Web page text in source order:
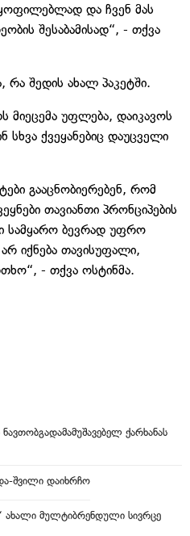
და ჩვენ მას
შესაბამისად“, - თქვა
რა შედის ახალ პაკეტში.
მიეცემა უფლება, დაიკავოს
სხვა ქვეყანებიც დაუცველი
გააცნობიერებენ, რომ
თავიანთი პრონციპების
სამყარო ბევრად უფრო
იქნება თავისუფალი,
- თქვა ოსტინმა.
ქარხანას
შვილი დაიხრჩო
ახალი მულტიბრენდული სივრცე